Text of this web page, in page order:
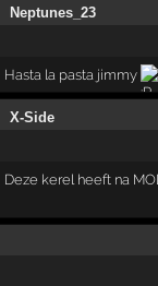
Neptunes_23
Hasta la pasta jimmy
X-Side
Deze kerel heeft na